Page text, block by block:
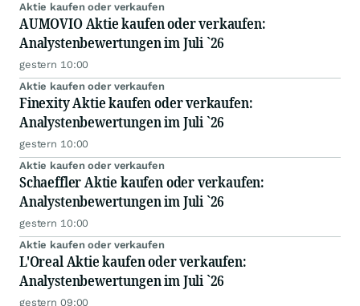
Aktie kaufen oder verkaufen
AUMOVIO Aktie kaufen oder verkaufen:
Analystenbewertungen im Juli `26
gestern 10:00
Aktie kaufen oder verkaufen
Finexity Aktie kaufen oder verkaufen:
Analystenbewertungen im Juli `26
gestern 10:00
Aktie kaufen oder verkaufen
Schaeffler Aktie kaufen oder verkaufen:
Analystenbewertungen im Juli `26
gestern 10:00
Aktie kaufen oder verkaufen
L'Oreal Aktie kaufen oder verkaufen:
Analystenbewertungen im Juli `26
gestern 09:00